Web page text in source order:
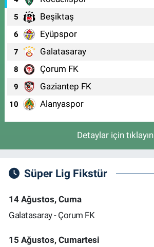
5 Beşiktaş
6 Eyüpspor
7 Galatasaray
8 Çorum FK
9 Gaziantep FK
10 Alanyaspor
Detaylar için tıklayın
Süper Lig Fikstür
14 Ağustos, Cuma
Galatasaray - Çorum FK
15 Ağustos, Cumartesi